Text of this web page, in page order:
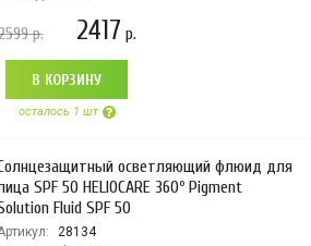
р. 2417 р.
В КОРЗИНУ
осталось 1 шт
осветляющий флюид для
SPF 50 HELIOCARE 360º Pigment
Fluid SPF 50
28134